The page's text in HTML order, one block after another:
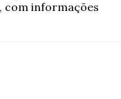
com informações